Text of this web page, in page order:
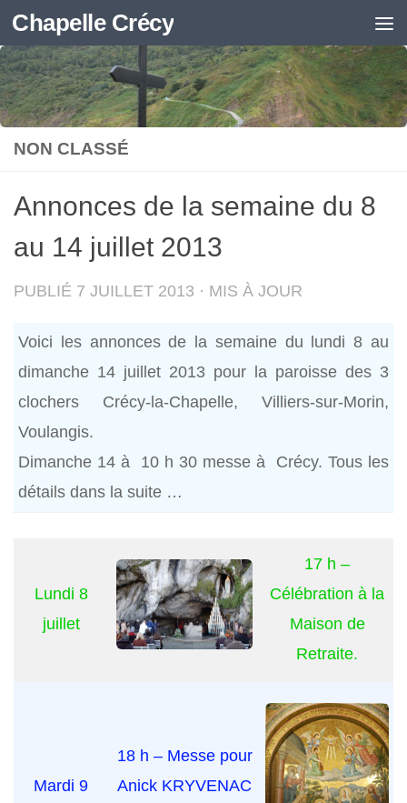
Skip to content
Chapelle Crécy
NON CLASSÉ
Annonces de la semaine du 8
au 14 juillet 2013
PUBLIÉ 7 JUILLET 2013 · MIS À JOUR
Voici les annonces de la semaine du lundi 8 au
dimanche 14 juillet 2013 pour la paroisse des 3
clochers Crécy-la-Chapelle, Villiers-sur-Morin,
Voulangis.
Dimanche 14 à 10 h 30 messe à Crécy. Tous les
détails dans la suite …
Lundi 8
juillet
17 h –
Célébration à la
Maison de
Retraite.
Mardi 9
18 h – Messe pour
Anick KRYVENAC